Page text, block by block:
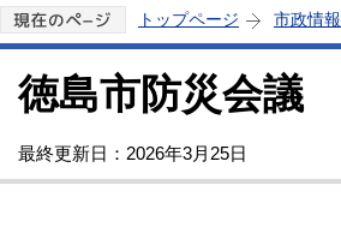
トップページ 市政情報
徳島市防災会議
最終更新日：2026年3月25日